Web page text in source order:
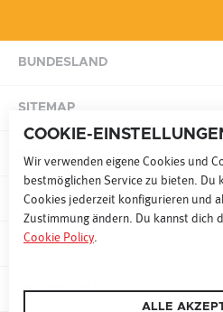
COOKIE-
Wir verwenden eigene Cookies und
bestmöglichen Service zu bieten. Du
Cookies jederzeit konfigurieren und
Zustimmung ändern. Du kannst dich
Cookie Policy.
ALLE
BUNDESLAND
NATIONAL
KÄRNTEN
NIEDERÖSTERREICH
OBERÖSTERREICH
SITEMAP
RADIO
COOKIE PRÄFERENZEN
IMPRESSUM
DATENSCHUTZ